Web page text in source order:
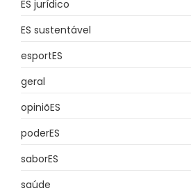
ES jurídico
ES sustentável
esportES
geral
opiniõES
poderES
saborES
saúde